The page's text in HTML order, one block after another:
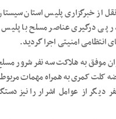
از خبرگزاری پلیس استان
پی درگیری عناصر مسلح با
انتظامی امنیتی اجرا گردید.
موفق به هلاکت سه نفر شرور
کمری به همراه مهمات
دو دستگاه خودرو از اشرار گردیده و ۴نفر دیگر از عوامل اشرار را نیز